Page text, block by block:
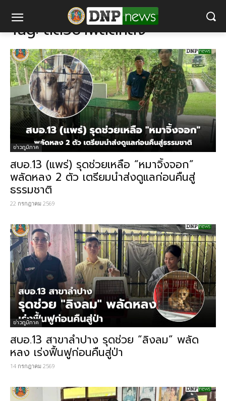
สัตว์ป่าพลัดหลง
Tag:สัตว์ป่าพลัดหลง
ข่าวภูมิภาค
สบอ.13 (แพร่) รุดช่วยเหลือ “หมาจิ้งจอก”
พลัดหลง 2 ตัว เตรียมนำส่งดูแลก่อนคืนสู่
ธรรมชาติ
22 กรกฎาคม 2569
ข่าวภูมิภาค
สบอ.13 สาขาลำปาง รุดช่วย “ลิงลม” พลัด
หลง เร่งฟื้นฟูก่อนคืนสู่ป่า
14 กรกฎาคม 2569